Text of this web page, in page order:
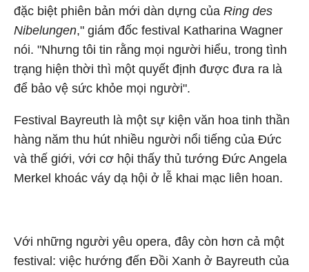
đặc biệt phiên bản mới dàn dựng của Ring des
Nibelungen," giám đốc festival Katharina Wagner
nói. "Nhưng tôi tin rằng mọi người hiểu, trong tình
trạng hiện thời thì một quyết định được đưa ra là
để bảo vệ sức khỏe mọi người".
Festival Bayreuth là một sự kiện văn hoa tinh thần
hàng năm thu hút nhiều người nổi tiếng của Đức
và thế giới, với cơ hội thấy thủ tướng Đức Angela
Merkel khoác váy dạ hội ở lễ khai mạc liên hoan.
Với những người yêu opera, đây còn hơn cả một
festival: việc hướng đến Đồi Xanh ở Bayreuth của